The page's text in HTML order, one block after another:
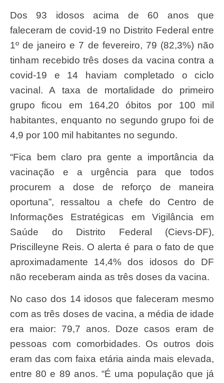
Dos 93 idosos acima de 60 anos que
faleceram de covid-19 no Distrito Federal entre
1º de janeiro e 7 de fevereiro, 79 (82,3%) não
tinham recebido três doses da vacina contra a
covid-19 e 14 haviam completado o ciclo
vacinal. A taxa de mortalidade do primeiro
grupo ficou em 164,20 óbitos por 100 mil
habitantes, enquanto no segundo grupo foi de
4,9 por 100 mil habitantes no segundo.
“Fica bem claro pra gente a importância da
vacinação e a urgência para que todos
procurem a dose de reforço de maneira
oportuna”, ressaltou a chefe do Centro de
Informações Estratégicas em Vigilância em
Saúde do Distrito Federal (Cievs-DF),
Priscilleyne Reis. O alerta é para o fato de que
aproximadamente 14,4% dos idosos do DF
não receberam ainda as três doses da vacina.
No caso dos 14 idosos que faleceram mesmo
com as três doses de vacina, a média de idade
era maior: 79,7 anos. Doze casos eram de
pessoas com comorbidades. Os outros dois
eram das com faixa etária ainda mais elevada,
entre 80 e 89 anos. “É uma população que já